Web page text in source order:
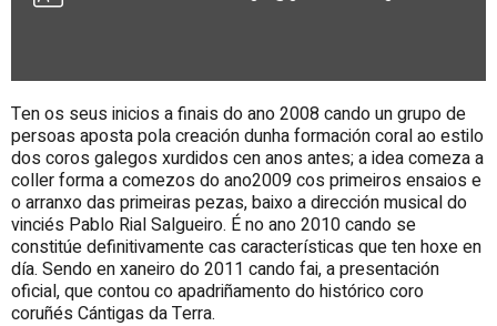
Ten os seus inicios a finais do ano 2008 cando un grupo de
persoas aposta pola creación dunha formación coral ao estilo
dos coros galegos xurdidos cen anos antes; a idea comeza a
coller forma a comezos do ano2009 cos primeiros ensaios e
o arranxo das primeiras pezas, baixo a dirección musical do
vinciés Pablo Rial Salgueiro. É no ano 2010 cando se
constitúe definitivamente cas características que ten hoxe en
día. Sendo en xaneiro do 2011 cando fai, a presentación
oficial, que contou co apadriñamento do histórico coro
coruñés Cántigas da Terra.